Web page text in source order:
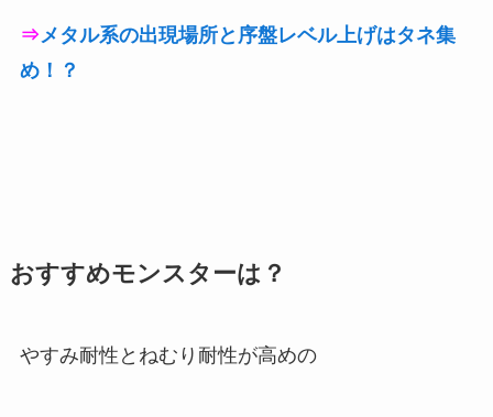
⇒ メタル系の出現場所と序盤レベル上げはタネ集
め！？
おすすめモンスターは？
やすみ耐性とねむり耐性が高めの